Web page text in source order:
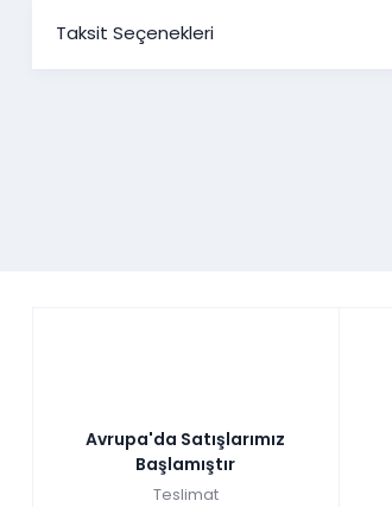
Taksit Seçenekleri
Avrupa'da Satışlarımız
Başlamıştır
Teslimat